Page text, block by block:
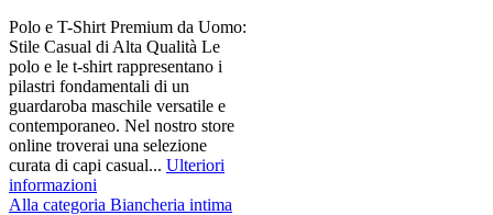
Polo e T-Shirt Premium da Uomo:
Stile Casual di Alta Qualità Le
polo e le t-shirt rappresentano i
pilastri fondamentali di un
guardaroba maschile versatile e
contemporaneo. Nel nostro store
online troverai una selezione
curata di capi casual... Ulteriori
informazioni
Alla categoria Biancheria intima